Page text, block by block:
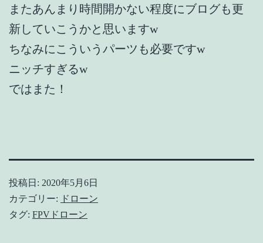
またあんまり時間開かない程度にブログも更
新していこうかと思いますw
ちなみにこういうパーツも必要ですw
ニッチすぎるw
ではまた！
投稿日: 2020年5月6日
カテゴリー: ドローン
タグ: FPVドローン